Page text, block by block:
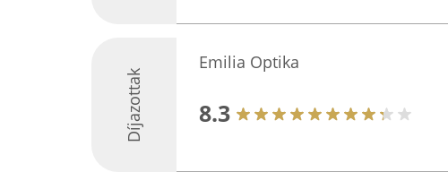
Díjazottak
Emilia Optika
8.3